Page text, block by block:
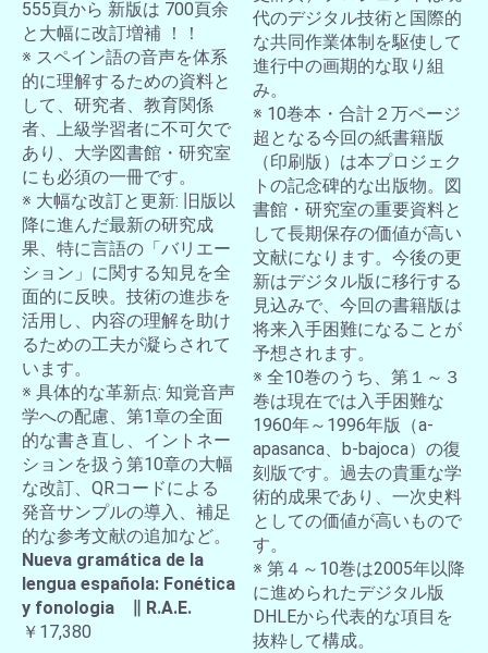
555頁から 新版は 700頁余
と大幅に改訂増補 ！！
※ スペイン語の音声を体系
的に理解するための資料と
して、研究者、教育関係
者、上級学習者に不可欠で
あり、大学図書館・研究室
にも必須の一冊です。
※ 大幅な改訂と更新: 旧版以
降に進んだ最新の研究成
果、特に言語の「バリエー
ション」に関する知見を全
面的に反映。技術の進歩を
活用し、内容の理解を助け
るための工夫が凝らされて
います。
※ 具体的な革新点: 知覚音声
学への配慮、第1章の全面
的な書き直し、イントネー
ションを扱う第10章の大幅
な改訂、QRコードによる
発音サンプルの導入、補足
的な参考文献の追加など。
Nueva gramática de la
lengua española: Fonética
y fonologia ∥ R.A.E.
￥17,380
代のデジタル技術と国際的
な共同作業体制を駆使して
進行中の画期的な取り組
み。
※ 10巻本・合計２万ページ
超となる今回の紙書籍版
（印刷版）は本プロジェク
トの記念碑的な出版物。図
書館・研究室の重要資料と
して長期保存の価値が高い
文献になります。今後の更
新はデジタル版に移行する
見込みで、今回の書籍版は
将来入手困難になることが
予想されます。
※ 全10巻のうち、第１～３
巻は現在では入手困難な
1960年～1996年版（a-
apasanca、b-bajoca）の復
刻版です。過去の貴重な学
術的成果であり、一次史料
としての価値が高いもので
す。
※ 第４～10巻は2005年以降
に進められたデジタル版
DHLEから代表的な項目を
抜粋して構成。